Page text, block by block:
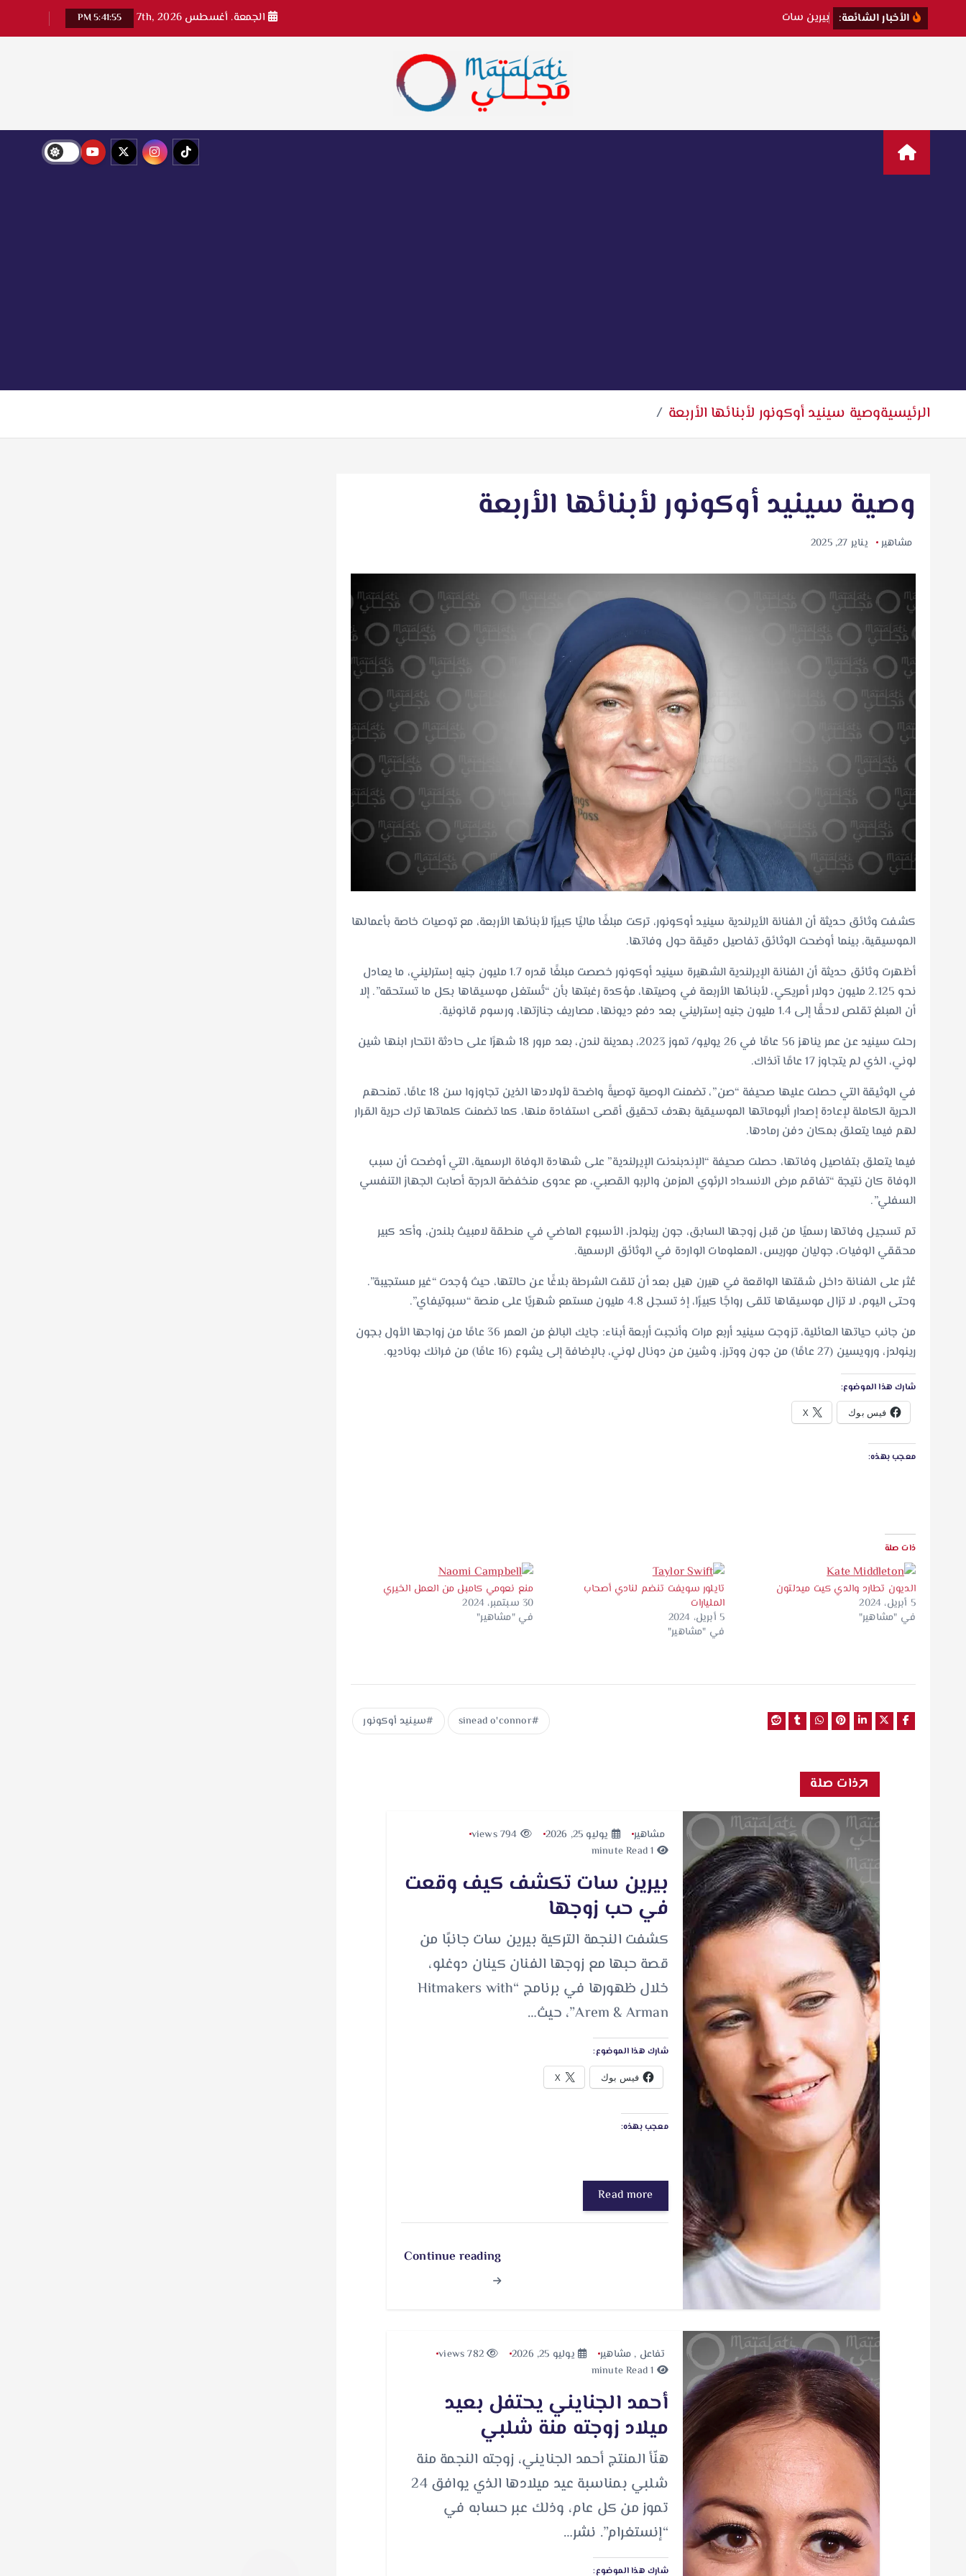
ل
و
الأخبار الشائعة: بيرين سات الجمعة. أغسطس 7th, 2026 5:41:56 PM
اخبار فنية وترفيهية
الرئيسيةوصية سينيد أوكونور لأبنائها الأربعة
وصية سينيد أوكونور لأبنائها الأربعة
مشاهير يناير 27, 2025
كشفت وثائق حديثة أن الفنانة الأيرلندية سينيد أوكونور، تركت مبلغًا ماليًا كبيرًا لأبنائها الأربعة، مع توصيات خاصة بأعمالها
الموسيقية، بينما أوضحت الوثائق تفاصيل دقيقة حول وفاتها.
أظهرت وثائق حديثة أن الفنانة الإيرلندية الشهيرة سينيد أوكونور خصصت مبلغًا قدره 1.7 مليون جنيه إسترليني، ما يعادل
نحو 2.125 مليون دولار أمريكي، لأبنائها الأربعة في وصيتها، مؤكدة رغبتها بأن “تُستغل موسيقاها بكل ما تستحقه”. إلا
أن المبلغ تقلص لاحقًا إلى 1.4 مليون جنيه إسترليني بعد دفع ديونها، مصاريف جنازتها، ورسوم قانونية.
رحلت سينيد عن عمر يناهز 56 عامًا في 26 يوليو/ تموز 2023، بمدينة لندن، بعد مرور 18 شهرًا على حادثة انتحار ابنها شين
لوني، الذي لم يتجاوز 17 عامًا آنذاك.
في الوثيقة التي حصلت عليها صحيفة “صن”، تضمنت الوصية توصيةً واضحة لأولادها الذين تجاوزوا سن 18 عامًا، تمنحهم
الحرية الكاملة لإعادة إصدار ألبوماتها الموسيقية بهدف تحقيق أقصى استفادة منها، كما تضمنت كلماتها ترك حرية القرار
لهم فيما يتعلق بمكان دفن رمادها.
فيما يتعلق بتفاصيل وفاتها، حصلت صحيفة “الإندبندنت الإيرلندية” على شهادة الوفاة الرسمية، التي أوضحت أن سبب
الوفاة كان نتيجة “تفاقم مرض الانسداد الرئوي المزمن والربو القصبي، مع عدوى منخفضة الدرجة أصابت الجهاز التنفسي
السفلي”.
تم تسجيل وفاتها رسميًا من قبل زوجها السابق، جون رينولدز، الأسبوع الماضي في منطقة لامبيث بلندن، وأكد كبير
محققي الوفيات، جوليان موريس، المعلومات الواردة في الوثائق الرسمية.
عُثر على الفنانة داخل شقتها الواقعة في هيرن هيل بعد أن تلقت الشرطة بلاغًا عن حالتها، حيث وُجدت “غير مستجيبة”.
وحتى اليوم، لا تزال موسيقاها تلقى رواجًا كبيرًا، إذ تسجل 4.8 مليون مستمع شهريًا على منصة “سبوتيفاي”.
من جانب حياتها العائلية، تزوجت سينيد أربع مرات وأنجبت أربعة أبناء: جايك البالغ من العمر 36 عامًا من زواجها الأول بجون
رينولدز، ورويسين (27 عامًا) من جون ووترز، وشين من دونال لوني، بالإضافة إلى يشوع (16 عامًا) من فرانك بوناديو.
شارك هذا الموضوع:
فيس بوك X
معجب بهذه:
ذات صلة
الديون تطارد والدي كيت ميدلتون
5 أبريل، 2024
في "مشاهير"
تايلور سويفت تنضم لنادي أصحاب
المليارات
5 أبريل، 2024
في "مشاهير"
منع نعومي كامبل من العمل الخيري
30 سبتمبر، 2024
في "مشاهير"
sinead o'connor سينيد أوكونور
ذات صلة
مشاهير يوليو 25, 2026
بيرين سات تكشف كيف وقعت
في حب زوجها
كشفت النجمة التركية بيرين سات جانبًا من
قصة حبها مع زوجها الفنان كينان دوغلو،
خلال ظهورها في برنامج “Hitmakers with
Arem & Arman”، حيث…
شارك هذا الموضوع:
فيس بوك X
معجب بهذه:
Read more
Continue reading
تفاعل , مشاهير يوليو 25, 2026
782 views
أحمد الجنايني يحتفل بعيد
ميلاد زوجته منة شلبي
هنّأ المنتج أحمد الجنايني، زوجته النجمة منة
شلبي بمناسبة عيد ميلادها الذي يوافق 24
تموز من كل عام، وذلك عبر حسابه في
“إنستغرام”. نشر…
شارك هذا الموضوع: